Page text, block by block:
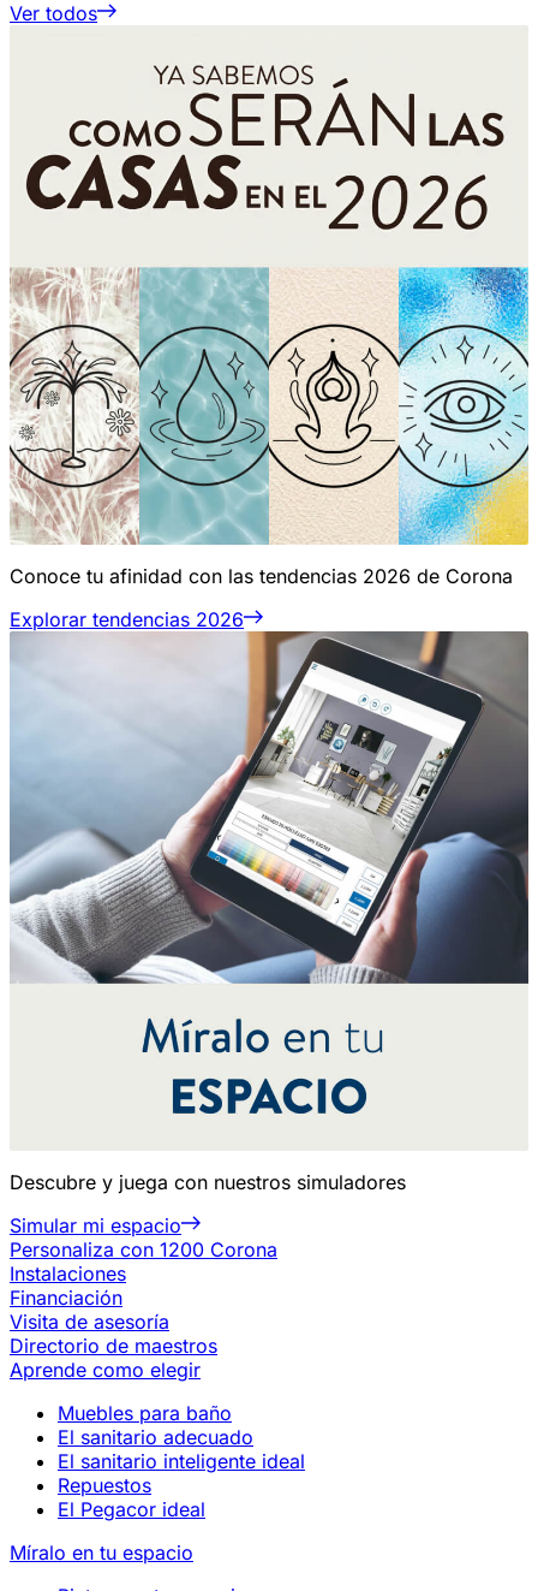
Ver todos
Conoce tu afinidad con las tendencias 2026 de Corona
Explorar tendencias 2026
Descubre y juega con nuestros simuladores
Simular mi espacio
Personaliza con 1200 Corona
Instalaciones
Financiación
Visita de asesoría
Directorio de maestros
Aprende como elegir
Muebles para baño
El sanitario adecuado
El sanitario inteligente ideal
Repuestos
El Pegacor ideal
Míralo en tu espacio